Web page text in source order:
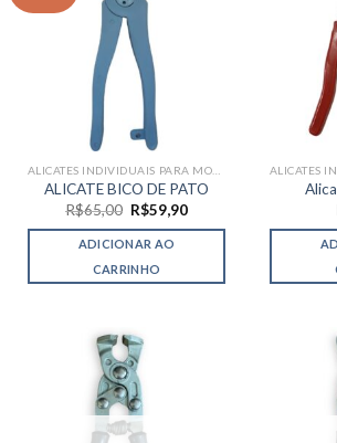
ALICATE BICO DE PATO
R$65,00 O
preço
original
era:
R$65,00.
R$59,90O
atual
ADICIONAR AO
CARRINHO